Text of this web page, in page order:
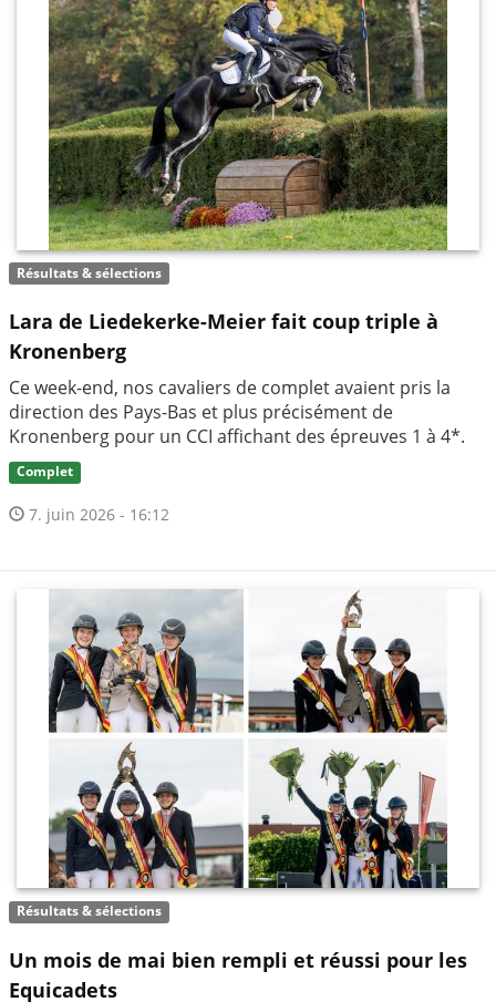
Résultats & sélections
Lara de Liedekerke-Meier fait coup triple à
Kronenberg
Ce week-end, nos cavaliers de complet avaient pris la
direction des Pays-Bas et plus précisément de
Kronenberg pour un CCI affichant des épreuves 1 à 4*.
Complet
7. juin 2026 - 16:12
Résultats & sélections
Un mois de mai bien rempli et réussi pour les
Equicadets